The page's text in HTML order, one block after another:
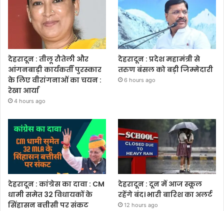
देहरादून : तीलू रौतेली और
आंगनबाड़ी कार्यकर्ती पुरस्कार
के लिए वीरांगनाओं का चयन :
रेखा आर्या
4 hours ago
देहरादून : प्रदेश महामंत्री से
तरुण बंसल को बड़ी जिम्मेदारी
6 hours ago
देहरादून : कांग्रेस का दावा : CM
धामी समेत 32 विधायकों के
सिंहासन बत्तीसी पर संकट
देहरादून : दून में आज स्कूल
रहेंगे बंद। भारी बारिश का अलर्ट
12 hours ago